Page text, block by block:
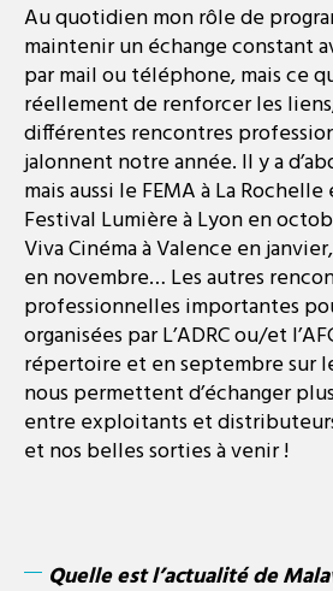
Au quotidien mon rôle de
maintenir un échange constant
par mail ou téléphone, mais ce
réellement de renforcer les
différentes rencontres
jalonnent notre année. Il y a
mais aussi le FEMA à La
Festival Lumière à Lyon en
Viva Cinéma à Valence en
en novembre… Les autres
professionnelles importantes
organisées par L’ADRC ou/et
répertoire et en septembre sur
nous permettent d’échanger
entre exploitants et
et nos belles sorties à venir !
Quelle est l’actualité de